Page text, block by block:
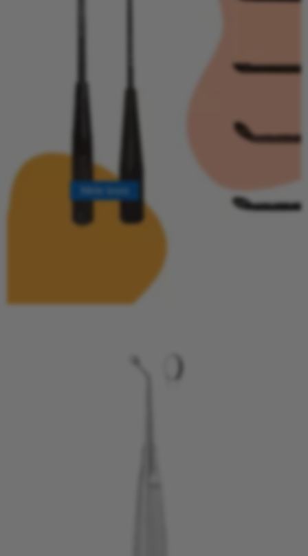
Mehr lesen